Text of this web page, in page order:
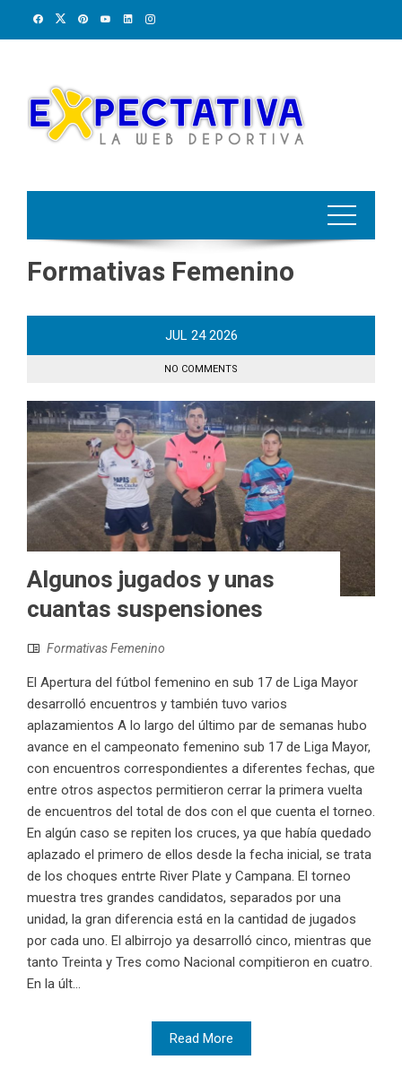
Formativas Femenino
JUL 24 2026
NO COMMENTS
Algunos jugados y unas
cuantas suspensiones
Formativas Femenino
El Apertura del fútbol femenino en sub 17 de Liga Mayor
desarrolló encuentros y también tuvo varios
aplazamientos A lo largo del último par de semanas hubo
avance en el campeonato femenino sub 17 de Liga Mayor,
con encuentros correspondientes a diferentes fechas, que
entre otros aspectos permitieron cerrar la primera vuelta
de encuentros del total de dos con el que cuenta el torneo.
En algún caso se repiten los cruces, ya que había quedado
aplazado el primero de ellos desde la fecha inicial, se trata
de los choques entrte River Plate y Campana. El torneo
muestra tres grandes candidatos, separados por una
unidad, la gran diferencia está en la cantidad de jugados
por cada uno. El albirrojo ya desarrolló cinco, mientras que
tanto Treinta y Tres como Nacional compitieron en cuatro.
En la últ...
Read More